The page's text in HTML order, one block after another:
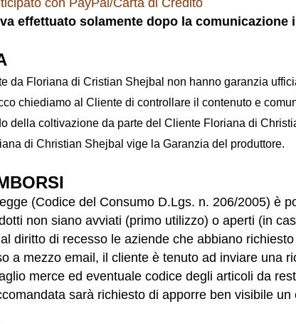
con PayPal/Carta di Credito
effettuato solamente dopo la
da Floriana di Cristian Shejbal non hanno garanzia
chiediamo al Cliente di controllare il contenuto e
della coltivazione da parte del Cliente Floriana di
di Christian Shejbal vige la Garanzia del produttore.
(Codice del Consumo D.Lgs. n. 206/2005) è
non siano avviati (primo utilizzo) o aperti (in
diritto di recesso le aziende che abbiano
a mezzo email, il cliente è tenuto ad inviare una
merce ed eventuale codice degli articoli da
sarà richiesto di apporre ben visibile